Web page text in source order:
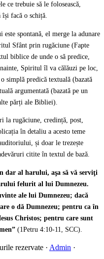
ce trebuie să le folosească,
facă o schiță.
spontană, el merge la adunare
Sfânt prin rugăciune (Fapte
biblice de unde o să predice,
Spiritul îl va călăuzi pe loc,
simplă predică textuală (bazată
argumentată (bazată pe un
părți ale Bibliei).
la rugăciune, credință, post,
în detaliu a acesto teme
și doar le trezește
citite în textul de bază.
dar al harului, aşa să vă serviţi
felurit al lui Dumnezeu.
ale lui Dumnezeu; dacă
o dă Dumnezeu; pentru ca în
Christos; pentru care sunt
(1Petru 4:10-11, SCC).
rezervate · Admin ·